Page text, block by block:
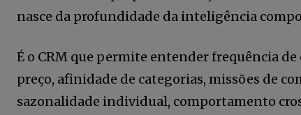
nasce da profundidade da inteligência
É o CRM que permite entender frequência
preço, afinidade de categorias, missões de
sazonalidade individual, comportamento